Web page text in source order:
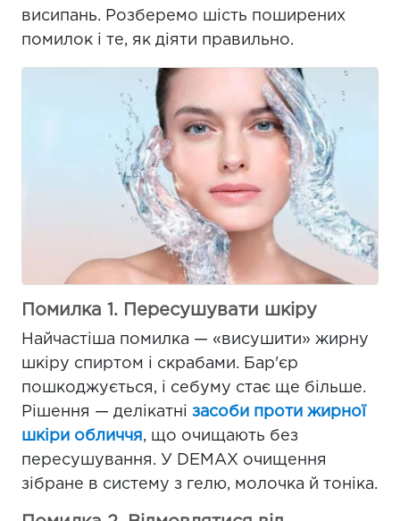
висипань. Розберемо шість поширених
помилок і те, як діяти правильно.
Помилка 1. Пересушувати шкіру
Найчастіша помилка — «висушити» жирну
шкіру спиртом і скрабами. Бар'єр
пошкоджується, і себуму стає ще більше.
Рішення — делікатні засоби проти жирної
шкіри обличчя, що очищають без
пересушування. У DEMAX очищення
зібране в систему з гелю, молочка й тоніка.